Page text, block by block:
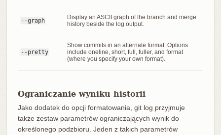
--graph
Display an ASCII graph of the branch and merge
history beside the log output.
--pretty
Show commits in an alternate format. Options
include oneline, short, full, fuller, and format
(where you specify your own format).
Ograniczanie wyniku historii
Jako dodatek do opcji formatowania, git log przyjmuje
także zestaw parametrów ograniczających wynik do
określonego podzbioru. Jeden z takich parametrów